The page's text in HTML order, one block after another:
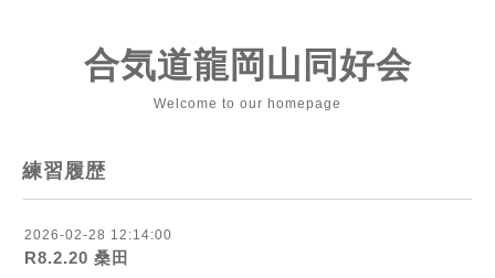
合気道龍岡山同好会
Welcome to our homepage
練習履歴
2026-02-28 12:14:00
R8.2.20 桑田